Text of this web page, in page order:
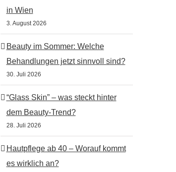
in Wien
3. August 2026
Beauty im Sommer: Welche
Behandlungen jetzt sinnvoll sind?
30. Juli 2026
“Glass Skin” – was steckt hinter
dem Beauty-Trend?
28. Juli 2026
Hautpflege ab 40 – Worauf kommt
es wirklich an?